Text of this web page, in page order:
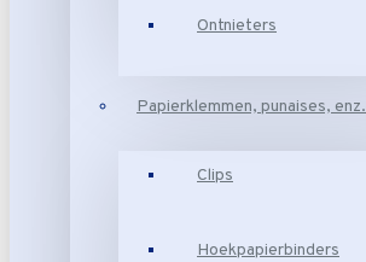
Ontnieters
Papierklemmen, punaises, enz.
Clips
Hoekpapierbinders